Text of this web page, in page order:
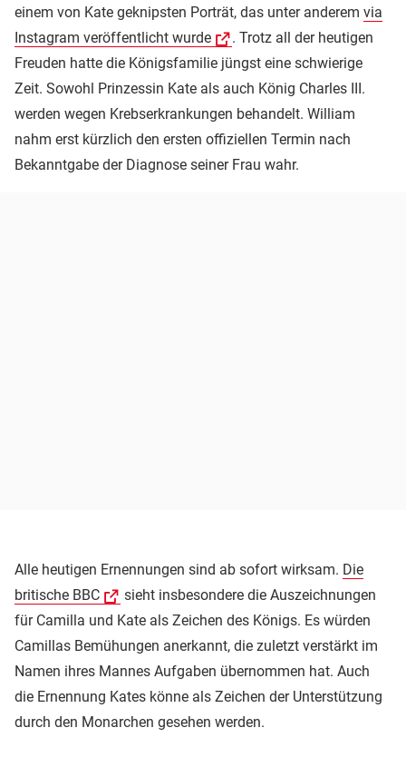
einem von Kate geknipsten Porträt, das unter anderem via
Instagram veröffentlicht wurde
. Trotz all der heutigen
Freuden hatte die Königsfamilie jüngst eine schwierige
Zeit. Sowohl Prinzessin Kate als auch König Charles III.
werden wegen Krebserkrankungen behandelt. William
nahm erst kürzlich den ersten offiziellen Termin nach
Bekanntgabe der Diagnose seiner Frau wahr.
Alle heutigen Ernennungen sind ab sofort wirksam. Die
britische BBC
sieht insbesondere die Auszeichnungen
für Camilla und Kate als Zeichen des Königs. Es würden
Camillas Bemühungen anerkannt, die zuletzt verstärkt im
Namen ihres Mannes Aufgaben übernommen hat. Auch
die Ernennung Kates könne als Zeichen der Unterstützung
durch den Monarchen gesehen werden.